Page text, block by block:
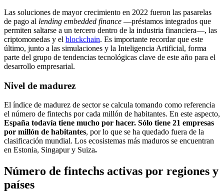
Las soluciones de mayor crecimiento en 2022 fueron las pasarelas
de pago al lending embedded finance —préstamos integrados que
permiten saltarse a un tercero dentro de la industria financiera—, las
criptomonedas y el blockchain. Es importante recordar que este
último, junto a las simulaciones y la Inteligencia Artificial, forma
parte del grupo de tendencias tecnológicas clave de este año para el
desarrollo empresarial.
Nivel de madurez
El índice de madurez de sector se calcula tomando como referencia
el número de fintechs por cada millón de habitantes. En este aspecto,
España todavía tiene mucho por hacer. Sólo tiene 21 empresas
por millón de habitantes, por lo que se ha quedado fuera de la
clasificación mundial. Los ecosistemas más maduros se encuentran
en Estonia, Singapur y Suiza.
Número de fintechs activas por regiones y
países